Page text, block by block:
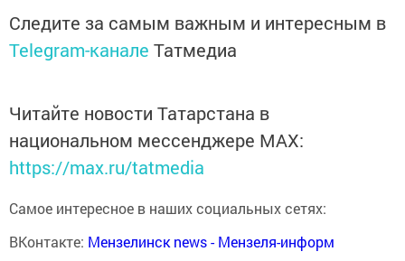
Следите за самым важным и интересным в
Telegram-канале Татмедиа
Читайте новости Татарстана в
национальном мессенджере MАХ:
https://max.ru/tatmedia
Самое интересное в наших социальных сетях:
ВКонтакте: Мензелинск news - Мензеля-информ